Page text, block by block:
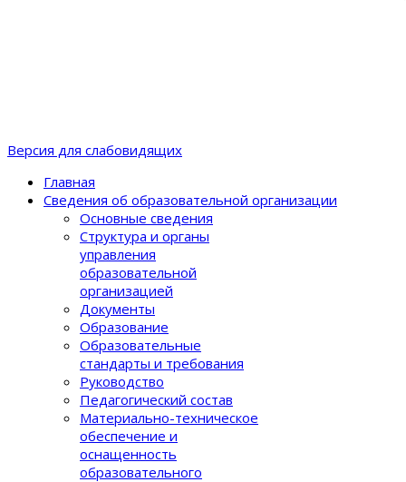
Версия для слабовидящих
Главная
Сведения об образовательной организации
Основные сведения
Структура и органы
управления
образовательной
организацией
Документы
Образование
Образовательные
стандарты и требования
Руководство
Педагогический состав
Материально-техническое
обеспечение и
оснащенность
образовательного